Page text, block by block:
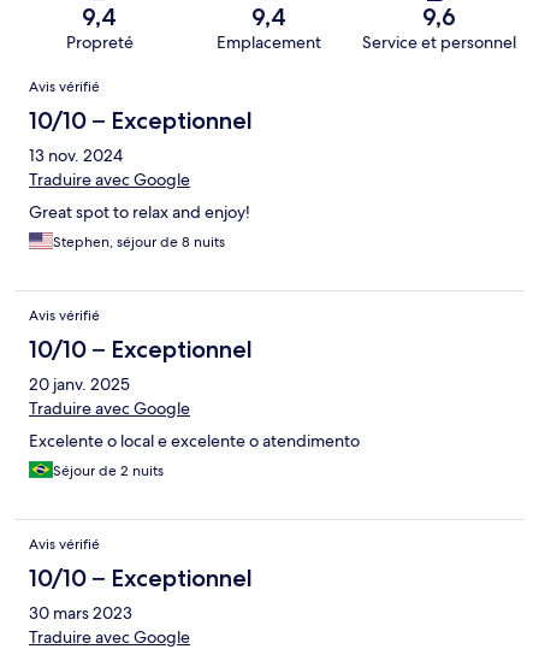
9,4
Propreté
9,4
Emplacement
9,6
Service et personnel
Avis
Avis vérifié
10/10 – Exceptionnel
13 nov. 2024
Traduire avec Google
Great spot to relax and enjoy!
Stephen, séjour de 8 nuits
Avis vérifié
10/10 – Exceptionnel
20 janv. 2025
Traduire avec Google
Excelente o local e excelente o atendimento
Séjour de 2 nuits
Avis vérifié
10/10 – Exceptionnel
30 mars 2023
Traduire avec Google